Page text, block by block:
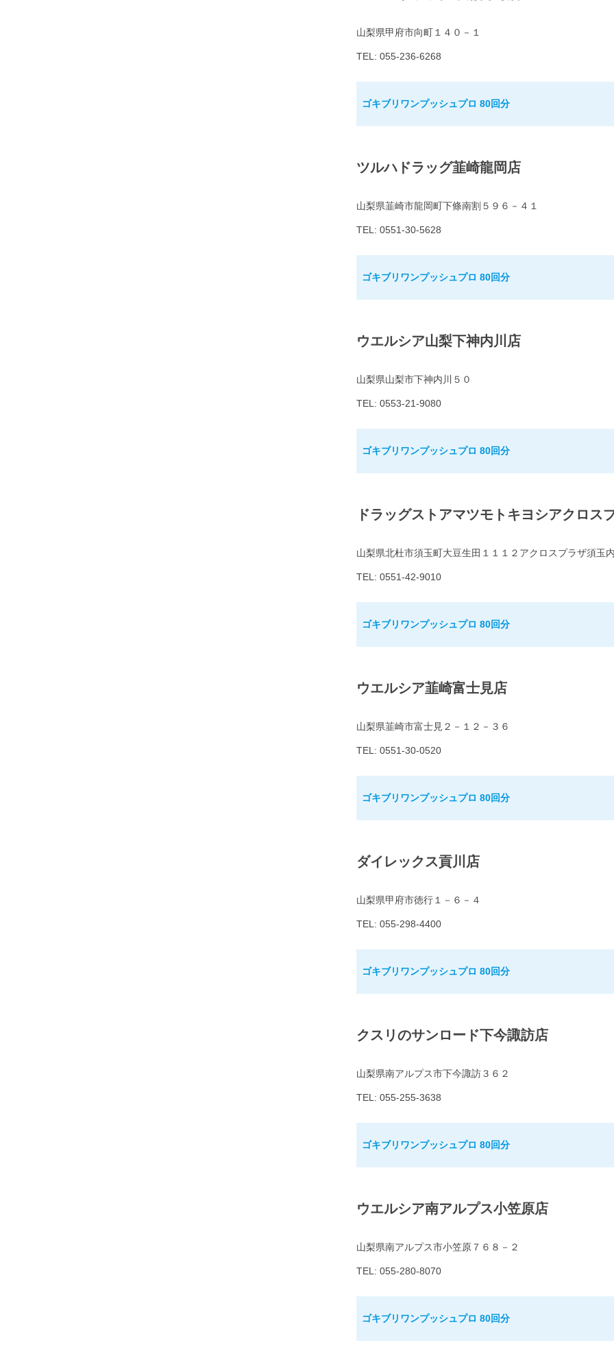
山梨県甲府市向町１４０－１
TEL: 055-236-6268
ゴキブリワンプッシュプロ 80回分
ツルハドラッグ韮崎龍岡店
山梨県韮崎市龍岡町下條南割５９６－４１
TEL: 0551-30-5628
ゴキブリワンプッシュプロ 80回分
ウエルシア山梨下神内川店
山梨県山梨市下神内川５０
TEL: 0553-21-9080
ゴキブリワンプッシュプロ 80回分
ドラッグストアマツモトキヨシアクロス
山梨県北杜市須玉町大豆生田１１１２アクロスプラザ須玉内
TEL: 0551-42-9010
ゴキブリワンプッシュプロ 80回分
ウエルシア韮崎富士見店
山梨県韮崎市富士見２－１２－３６
TEL: 0551-30-0520
ゴキブリワンプッシュプロ 80回分
ダイレックス貢川店
山梨県甲府市徳行１－６－４
TEL: 055-298-4400
ゴキブリワンプッシュプロ 80回分
クスリのサンロード下今諏訪店
山梨県南アルプス市下今諏訪３６２
TEL: 055-255-3638
ゴキブリワンプッシュプロ 80回分
ウエルシア南アルプス小笠原店
山梨県南アルプス市小笠原７６８－２
TEL: 055-280-8070
ゴキブリワンプッシュプロ 80回分